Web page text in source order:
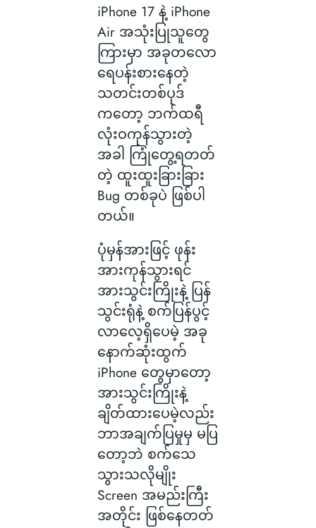
iPhone 17 နဲ့ iPhone
Air အသုံးပြုသူတွေ
ကြားမှာ အခုတလော
ရေပန်းစားနေတဲ့
သတင်းတစ်ပုဒ်
ကတော့ ဘက်ထရီ
လုံးဝကုန်သွားတဲ့
အခါ ကြုံတွေ့ရတတ်
တဲ့ ထူးထူးခြားခြား
Bug တစ်ခုပဲ ဖြစ်ပါ
တယ်။
ပုံမှန်အားဖြင့် ဖုန်း
အားကုန်သွားရင်
အားသွင်းကြိုးနဲ့ ပြန်
သွင်းရုံနဲ့ စက်ပြန်ပွင့်
လာလေ့ရှိပေမဲ့ အခု
နောက်ဆုံးထွက်
iPhone တွေမှာတော့
အားသွင်းကြိုးနဲ့
ချိတ်ထားပေမဲ့လည်း
ဘာအချက်ပြမှုမှ မပြ
တော့ဘဲ စက်သေ
သွားသလိုမျိုး
Screen အမည်းကြီး
အတိုင်း ဖြစ်နေတတ်